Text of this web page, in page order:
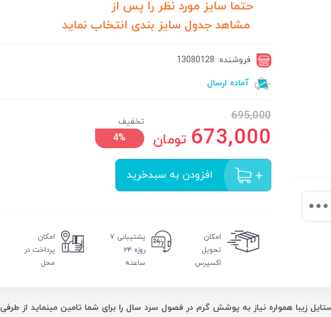
حتما سایز مورد نظر را پس از
مشاهد جدول سایز بندی انتخاب نماید
فروشنده: 13080128
آماده ارسال
695,000
673,000 تومان
تخفیف
4%
افزودن به سبدخرید
امکان
تحویل
اکسپرس
پشتیبانی ۷
روزه ۲۴
ساعته
امکان
پرداخت در
محل
زیبا همواره نیاز به پوشش گرم در فصول سرد سال را برای شما تامین مینماید از طرفی